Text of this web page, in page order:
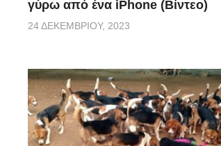
γύρω από ένα iPhone (Βίντεο)
24 ΔΕΚΕΜΒΡΊΟΥ, 2023